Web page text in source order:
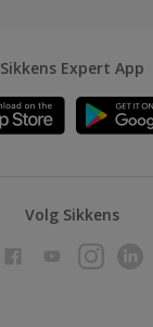
Sikkens Expert App
Volg Sikkens